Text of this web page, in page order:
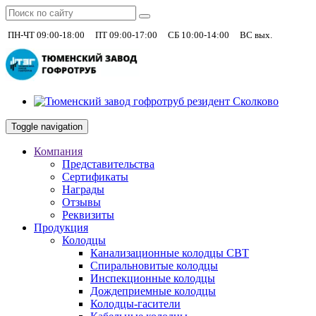
ПН-ЧТ 09:00-18:00 ПТ 09:00-17:00 СБ 10:00-14:00 ВС вых.
Toggle navigation
Компания
Представительства
Сертификаты
Награды
Отзывы
Реквизиты
Продукция
Колодцы
Канализационные колодцы СВТ
Спиральновитые колодцы
Инспекционные колодцы
Дождеприемные колодцы
Колодцы-гасители